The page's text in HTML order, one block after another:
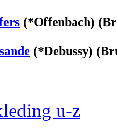
(*Offenbach)
(*Debussy)
u-z